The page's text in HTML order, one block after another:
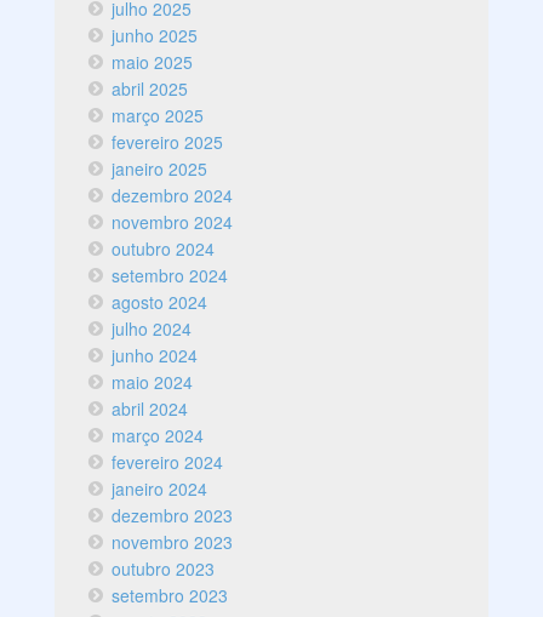
julho 2025
junho 2025
maio 2025
abril 2025
março 2025
fevereiro 2025
janeiro 2025
dezembro 2024
novembro 2024
outubro 2024
setembro 2024
agosto 2024
julho 2024
junho 2024
maio 2024
abril 2024
março 2024
fevereiro 2024
janeiro 2024
dezembro 2023
novembro 2023
outubro 2023
setembro 2023